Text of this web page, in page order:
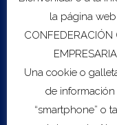
la página
Una cookie o
de
“smartphone” o